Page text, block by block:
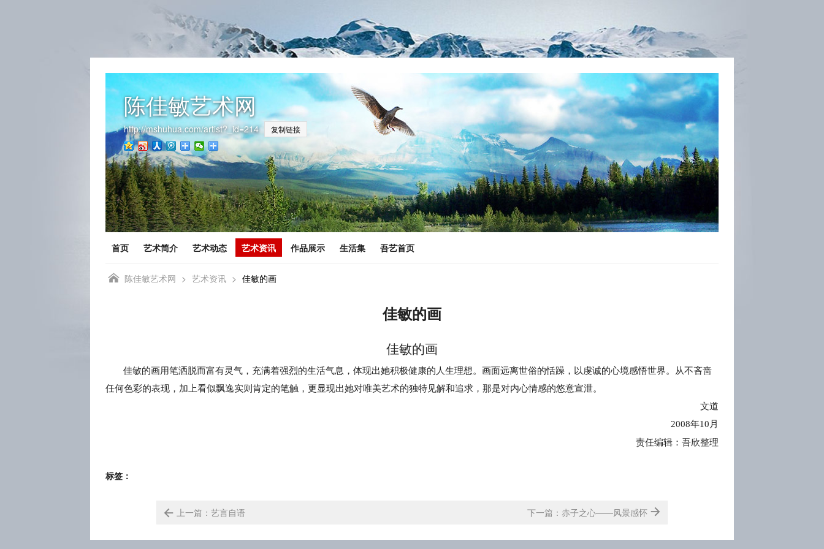
陈佳敏艺术网
http://mshuhua.com/artist?_id=214 复制链接
首页 艺术简介 艺术动态 艺术资讯 作品展示 生活集 吾艺首页
陈佳敏艺术网
 > 艺术资讯 > 佳敏的画
佳敏的画
佳敏的画
佳敏的画用笔洒脱而富有灵气，充满着强烈的生活气息，体现出她积极健康的人生理想。画面远离世俗的恬躁，以虔诚的心境感悟世界。从不吝啬
任何色彩的表现，加上看似飘逸实则肯定的笔触，更显现出她对唯美艺术的独特见解和追求，那是对内心情感的悠意宣泄。
文道
2008年10 月
责任编辑：吾欣整理
标签：
 上一篇：艺言自语 下一篇：赤子之心——风景感怀 